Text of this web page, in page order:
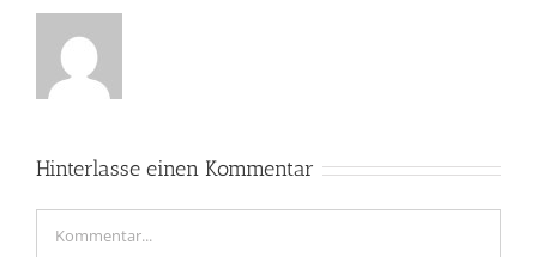
Hinterlasse einen Kommentar